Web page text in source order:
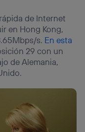
de Internet
en Hong Kong,
s. En esta
29 con un
de Alemania,